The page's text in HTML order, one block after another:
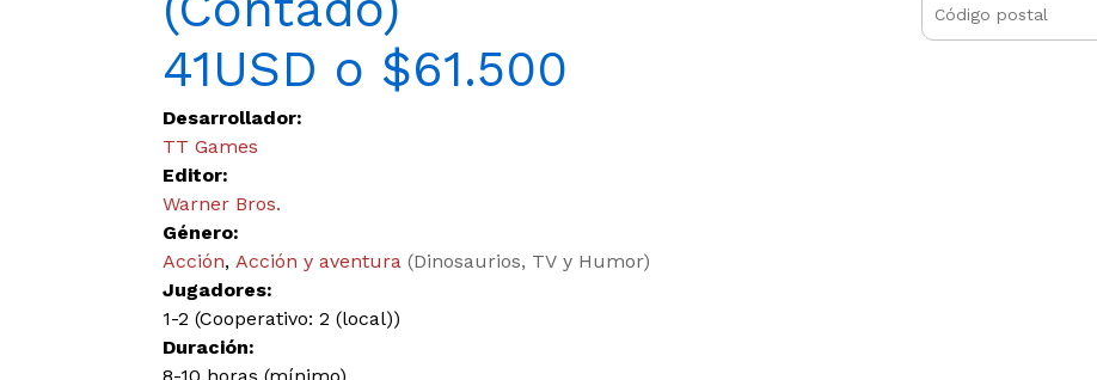
41USD o $61.500
Desarrollador:
TT Games
Editor:
Warner Bros.
Género:
Acción, Acción y aventura (Dinosaurios, TV y Humor)
Jugadores:
1-2 (Cooperativo: 2 (local))
Duración: